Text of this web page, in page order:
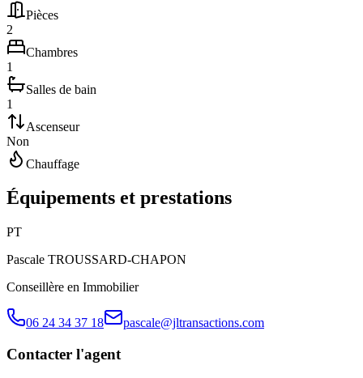
Pièces
2
Chambres
1
Salles de bain
1
Ascenseur
Non
Chauffage
Équipements et prestations
PT
Pascale TROUSSARD-CHAPON
Conseillère en Immobilier
06 24 34 37 18 pascale@jltransactions.com
Contacter l'agent